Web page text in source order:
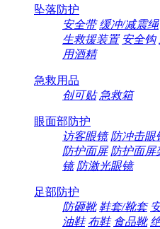
坠落防护
安全带 缓冲/减震绳
生救援装置 安全钩
用酒精
急救用品
创可贴 急救箱
眼面部防护
访客眼镜 防冲击眼
防护面屏 防护面屏
镜 防激光眼镜
足部防护
防砸靴 鞋套/靴套
油鞋 布鞋 食品靴